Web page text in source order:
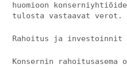
huomioon
tulosta vastaavat verot.
Rahoitus ja investoinnit
Konsernin rahoitusasema